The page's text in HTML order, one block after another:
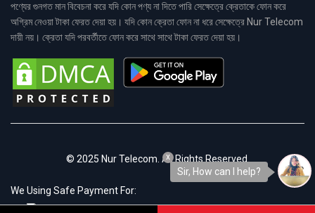
পণ্যের গুনগত মান বিবেচনা করে যদি কোন পণ্য না দিতে পারি সেক্ষেত্রে ক্রেতাকে ফোন করে
অগ্রিম নেওয়া টাকা ফেরত দেয়া হয়। যদি কোন ক্রেতা ফোন না ধরে সেক্ষেত্রে Nur Telecom
দায়ী নয়। ক্রেতা যদি পরবর্তীতে ফোন করে সাথে সাথে টাকা ফেরত দেয়া হয়।
© 2025 Nur Telecom. All Rights Reserved.
We Using Safe Payment For:
Sir, How can I help?
x